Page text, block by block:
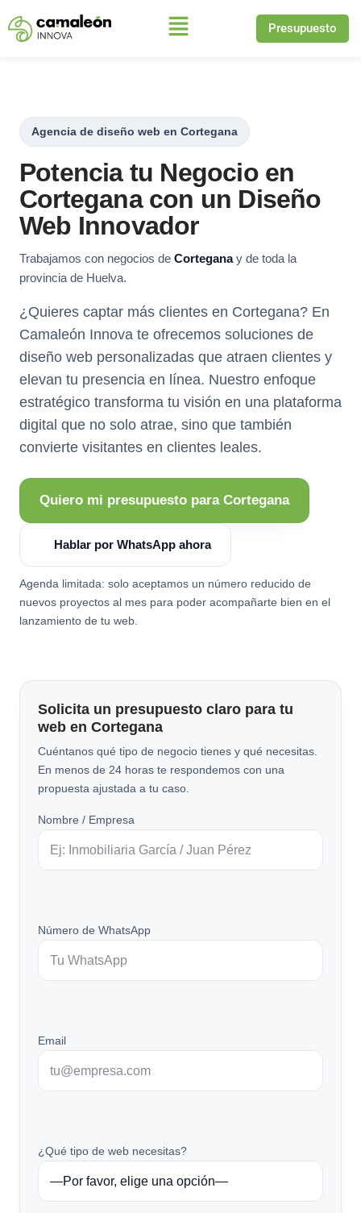
Saltar
Presupuesto
Agencia de diseño web en Cortegana
Potencia tu Negocio en
Cortegana con un Diseño
Web Innovador
Trabajamos con negocios de Corteganay de toda la
provincia de Huelva.
¿Quieres captar más clientes en Cortegana? En
Camaleón Innova te ofrecemos soluciones de
diseño web personalizadas que atraen clientes y
elevan tu presencia en línea. Nuestro enfoque
estratégico transforma tu visión en una plataforma
digital que no solo atrae, sino que también
convierte visitantes en clientes leales.
Quiero mi presupuesto para Cortegana
Hablar por WhatsApp ahora
Agenda limitada: solo aceptamos un número reducido de
nuevos proyectos al mes para poder acompañarte bien en el
lanzamiento de tu web.
Solicita un presupuesto claro para tu
web en Cortegana
Cuéntanos qué tipo de negocio tienes y qué necesitas.
En menos de 24 horas te respondemos con una
propuesta ajustada a tu caso.
Nombre / Empresa
Número de WhatsApp
Email
¿Qué tipo de web necesitas?